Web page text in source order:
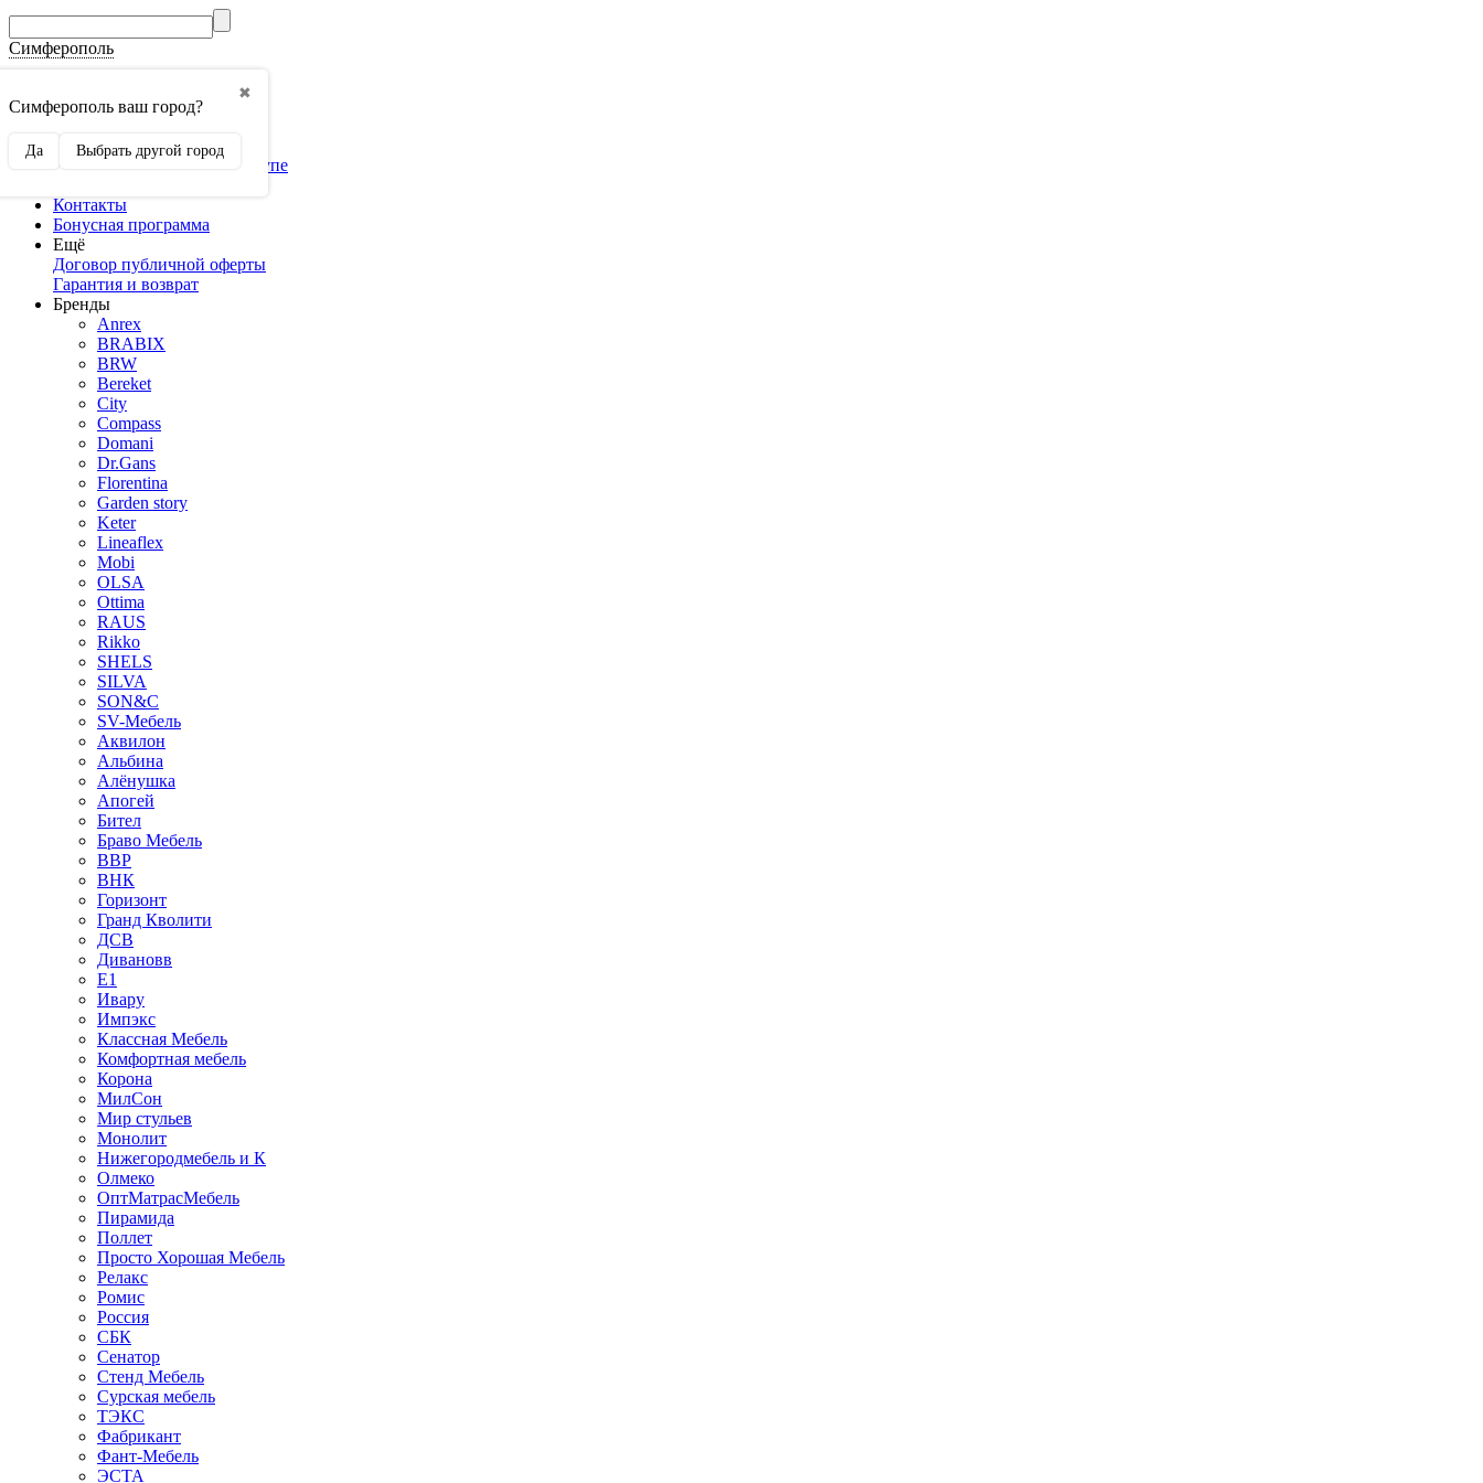
Симферополь
✖
Симферополь ваш город?
Да Выбрать другой город
Мебель оптом
Конструктор кухни
Конструктор шкафа-купе
Контакты
Бонусная программа
Ещё
Договор публичной оферты
Гарантия и возврат
Бренды
Anrex
BRABIX
BRW
Bereket
City
Compass
Domani
Dr.Gans
Florentina
Garden story
Keter
Lineaflex
Mobi
OLSA
Ottima
RAUS
Rikko
SHELS
SILVA
SON&C
SV-Мебель
Аквилон
Альбина
Алёнушка
Апогей
Бител
Браво Мебель
ВВР
ВНК
Горизонт
Гранд Кволити
ДСВ
Дивановв
Е1
Ивару
Импэкс
Классная Мебель
Комфортная мебель
Корона
МилСон
Мир стульев
Монолит
Нижегородмебель и К
Олмеко
ОптМатрасМебель
Пирамида
Поллет
Просто Хорошая Мебель
Релакс
Ромис
Россия
СБК
Сенатор
Стенд Мебель
Сурская мебель
ТЭКС
Фабрикант
Фант-Мебель
ЭСТА